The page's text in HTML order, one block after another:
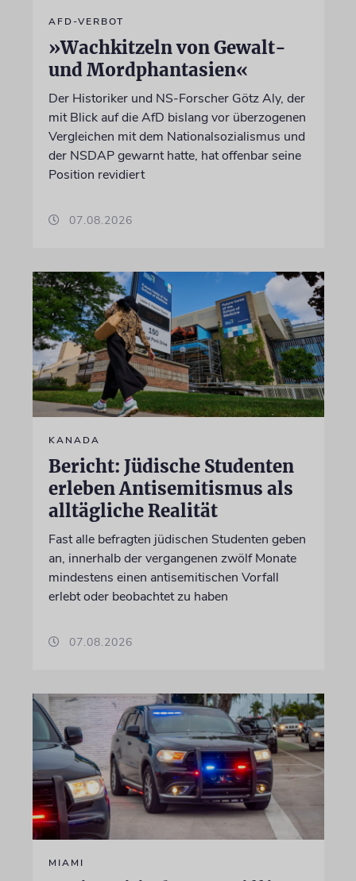
AFD-VERBOT
»Wachkitzeln von Gewalt-
und Mordphantasien«
Der Historiker und NS-Forscher Götz Aly, der
mit Blick auf die AfD bislang vor überzogenen
Vergleichen mit dem Nationalsozialismus und
der NSDAP gewarnt hatte, hat offenbar seine
Position revidiert
07.08.2026
KANADA
Bericht: Jüdische Studenten
erleben Antisemitismus als
alltägliche Realität
Fast alle befragten jüdischen Studenten geben
an, innerhalb der vergangenen zwölf Monate
mindestens einen antisemitischen Vorfall
erlebt oder beobachtet zu haben
07.08.2026
MIAMI